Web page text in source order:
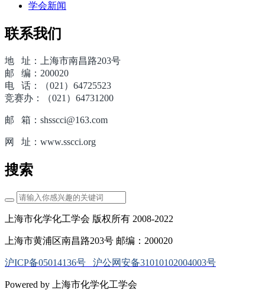
学会新闻
联系我们
地 址：上海市南昌路203号
邮 编：200020
电 话：（021）64725523
竞赛办：（021）64731200
邮 箱：shsscci@163.com
网 址：www.sscci.org
搜索
上海市化学化工学会 版权所有 2008-2022
上海市黄浦区南昌路203号 邮编：200020
沪ICP备05014136号 沪公网安备31010102004003号
Powered by 上海市化学化工学会